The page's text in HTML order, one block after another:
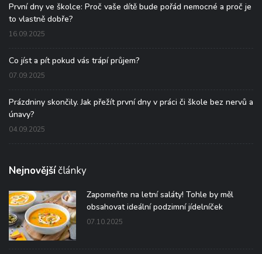
První dny ve školce: Proč vaše dítě bude pořád nemocné a proč je
to vlastně dobře?
16.09.2025
Co jíst a pít pokud vás trápí průjem?
07.09.2025
Prázdniny skončily. Jak přežít první dny v práci či škole bez nervů a
únavy?
04.09.2025
Nejnovějšíčlánky
Zapomeňte na letní saláty! Tohle by měl
obsahovat ideální podzimní jídelníček
07.10.2025